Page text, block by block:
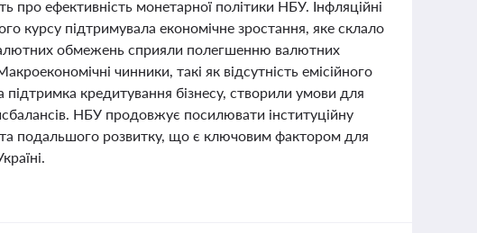
про ефективність монетарної політики НБУ. Інфляційні
курсу підтримувала економічне зростання, яке склало
обмежень сприяли полегшенню валютних
чинники, такі як відсутність емісійного
кредитування бізнесу, створили умови для
НБУ продовжує посилювати інституційну
та подальшого розвитку, що є ключовим фактором для